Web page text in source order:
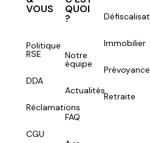
VOUS
Politique
RSE
DDA
Réclamations
CGU
QUOI
?
Notre
équipe
Actualités
FAQ
Immobilier
Prévoyance
Retraite